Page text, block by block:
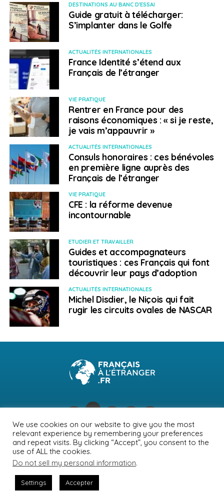
DESTINATIONS AU BANC D'ESSAI
Guide gratuit à télécharger:
S’implanter dans le Golfe
ACTUALITÉS INTERNATIONALES
France Identité s’étend aux
Français de l’étranger
VIE PRATIQUE
Rentrer en France pour des
raisons économiques : « si je reste,
je vais m’appauvrir »
ACTUALITÉS INTERNATIONALES
Consuls honoraires : ces bénévoles
en première ligne auprès des
Français de l’étranger
VIE PRATIQUE
CFE : la réforme devenue
incontournable
ETUDIER ET TRAVAILLER
Guides et accompagnateurs
touristiques : ces Français qui font
découvrir leur pays d’adoption
ACTUALITÉS INTERNATIONALES
Michel Disdier, le Niçois qui fait
rugir les circuits ovales de NASCAR
NEWSLETTER PUBLICITÉ CONTACTS
MENTIONS LÉGALES
POLITIQUE DE CONFIDENTIALITÉ
© Journal des Français à l'étranger 2026
We use cookies on our website to give you the most
relevant experience by remembering your preferences
and repeat visits. By clicking “Accept”, you consent to the
use of ALL the cookies.
Do not sell my personal information.
Settings Accepter